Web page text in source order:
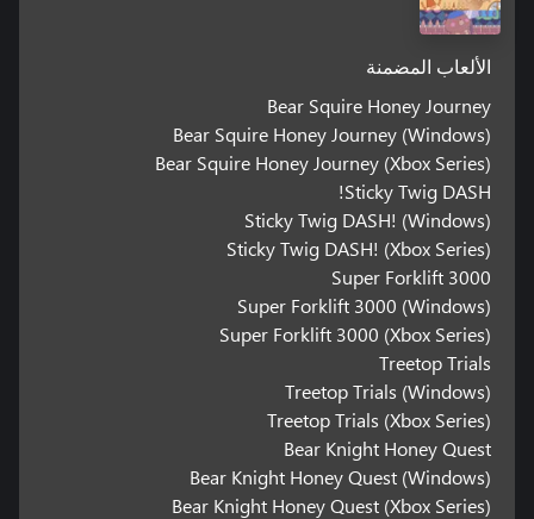
الألعاب المضمنة
Bear Squire Honey Journey
Bear Squire Honey Journey (Windows)
Bear Squire Honey Journey (Xbox Series)
Sticky Twig DASH!
Sticky Twig DASH! (Windows)
Sticky Twig DASH! (Xbox Series)
Super Forklift 3000
Super Forklift 3000 (Windows)
Super Forklift 3000 (Xbox Series)
Treetop Trials
Treetop Trials (Windows)
Treetop Trials (Xbox Series)
Bear Knight Honey Quest
Bear Knight Honey Quest (Windows)
Bear Knight Honey Quest (Xbox Series)